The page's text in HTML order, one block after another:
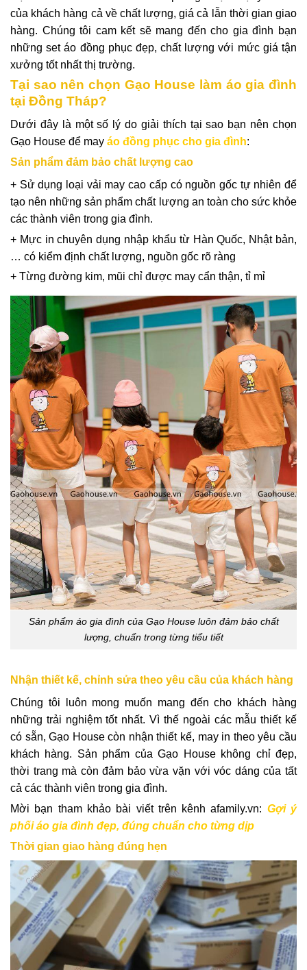
của khách hàng cả về chất lượng, giá cả lẫn thời gian giao
hàng. Chúng tôi cam kết sẽ mang đến cho gia đình bạn
những set áo đồng phục đẹp, chất lượng với mức giá tận
xưởng tốt nhất thị trường.
Tại sao nên chọn Gạo House làm áo gia đình
tại Đồng Tháp?
Dưới đây là một số lý do giải thích tại sao bạn nên chọn
Gạo House để may áo đồng phục cho gia đình:
Sản phẩm đảm bảo chất lượng cao
+ Sử dụng loại vải may cao cấp có nguồn gốc tự nhiên để
tạo nên những sản phẩm chất lượng an toàn cho sức khỏe
các thành viên trong gia đình.
+ Mực in chuyên dụng nhập khẩu từ Hàn Quốc, Nhật bản,
… có kiểm định chất lượng, nguồn gốc rõ ràng
+ Từng đường kim, mũi chỉ được may cẩn thận, tỉ mỉ
Sản phẩm áo gia đình của Gạo House luôn đảm bảo chất
lượng, chuẩn trong từng tiểu tiết
Nhận thiết kế, chỉnh sửa theo yêu cầu của khách hàng
Chúng tôi luôn mong muốn mang đến cho khách hàng
những trải nghiệm tốt nhất. Vì thế ngoài các mẫu thiết kế
có sẵn, Gạo House còn nhận thiết kế, may in theo yêu cầu
khách hàng. Sản phẩm của Gạo House không chỉ đẹp,
thời trang mà còn đảm bảo vừa vặn với vóc dáng của tất
cả các thành viên trong gia đình.
Mời bạn tham khảo bài viết trên kênh afamily.vn: Gợi ý
phối áo gia đình đẹp, đúng chuẩn cho từng dịp
Thời gian giao hàng đúng hẹn